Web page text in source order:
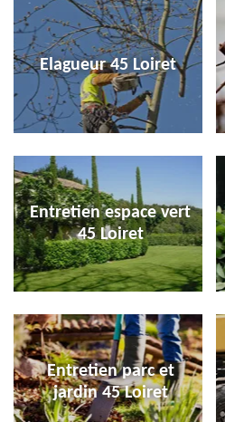
Elagueur 45 Loiret
Entretien espace vert
45 Loiret
Entretien parc et
jardin 45 Loiret